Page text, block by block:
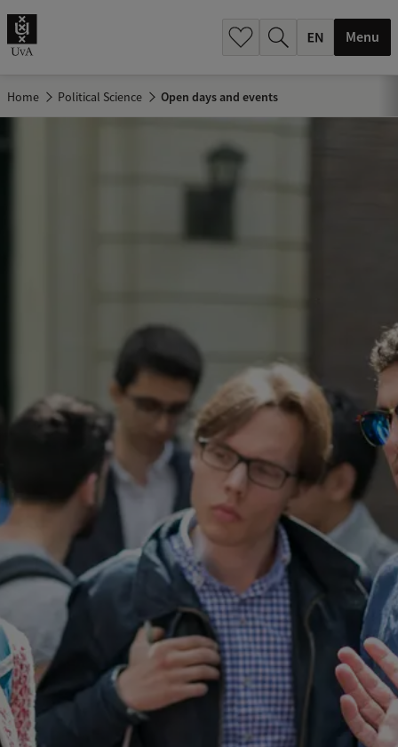
Menu
Home Political Science Open days and events